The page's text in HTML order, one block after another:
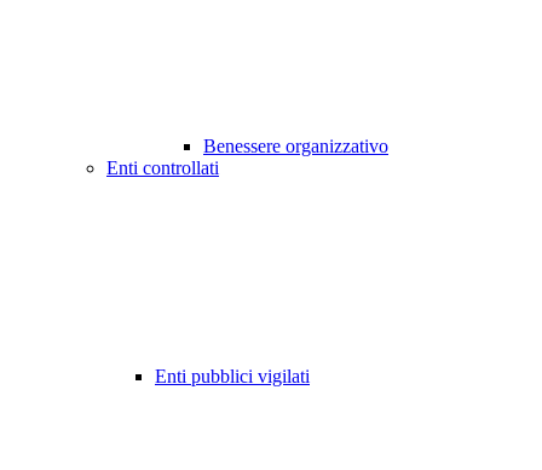
Benessere organizzativo
Enti controllati
Enti pubblici vigilati